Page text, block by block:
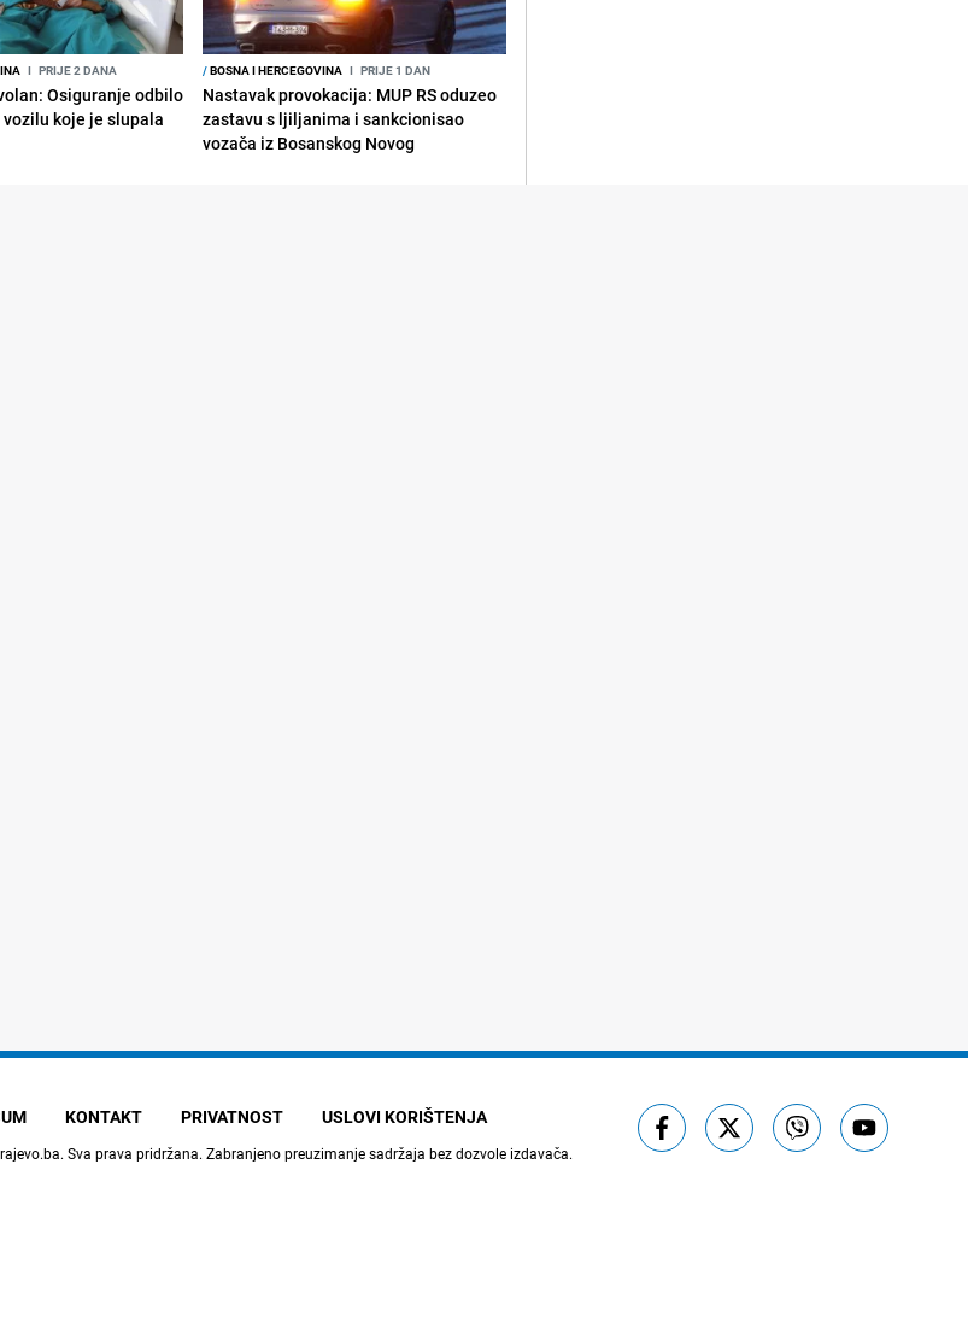
I PRIJE 2 DANA
Osiguranje odbilo
koje je slupala
/BOSNA I HERCEGOVINA I PRIJE 1 DAN
Nastavak provokacija: MUP RS oduzeo
zastavu s ljiljanima i sankcionisao
vozača iz Bosanskog Novog
KONTAKT PRIVATNOST USLOVI KORIŠTENJA
. Sva prava pridržana. Zabranjeno preuzimanje sadržaja bez dozvole izdavača.